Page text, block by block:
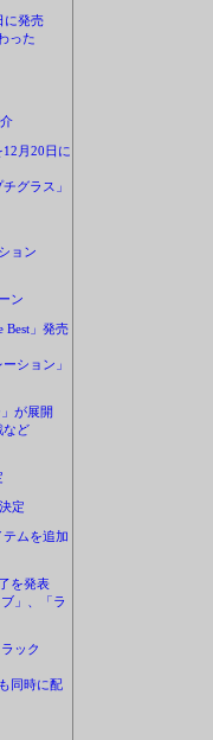
に発売
った
月20日に
グラス」
ョン
ン
Best」発売
ション」
が展開
など
定
ムを追加
を発表
」、「ラ
ック
同時に配